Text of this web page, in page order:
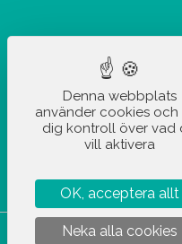
STOCKETIK © 2023 -
Denna webbplats
använder cookies och
dig kontroll över vad
vill aktivera
OK, acceptera allt
Neka alla cookies